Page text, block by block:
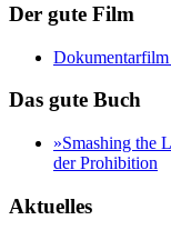
Der gute Film
Das gute Buch
»Smashing the
der Prohibition
Aktuelles